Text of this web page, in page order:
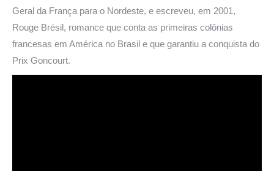
Geral da França para o Nordeste, e escreveu, em 2001,
Rouge Brésil, romance que conta as primeiras colônias
francesas em América no Brasil e que garantiu a conquista do
Prix Goncourt.